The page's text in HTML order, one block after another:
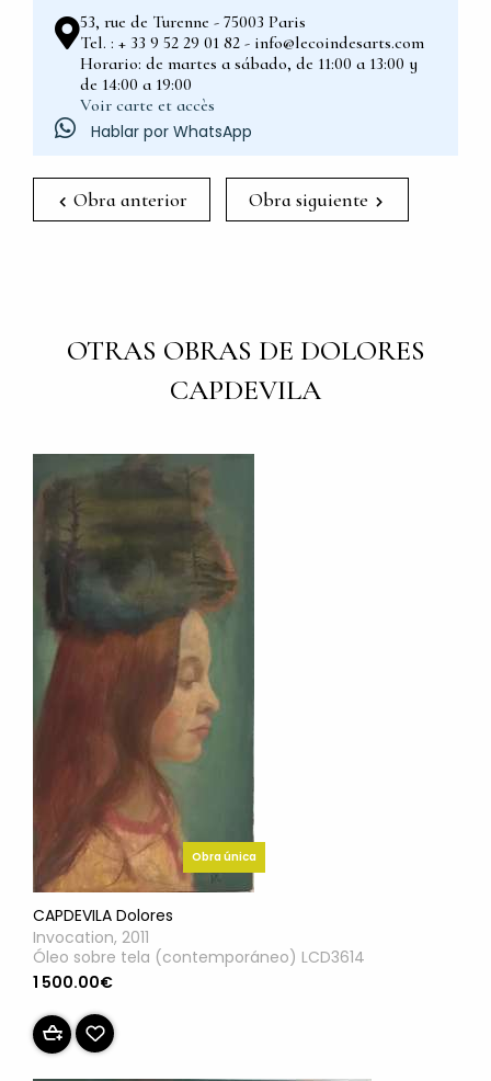
53, rue de Turenne - 75003 Paris
Tel. : + 33 9 52 29 01 82 - info@lecoindesarts.com
Horario: de martes a sábado, de 11:00 a 13:00 y
de 14:00 a 19:00
Voir carte et accès
Hablar por WhatsApp
Obra anterior Obra siguiente
OTRAS OBRAS DE DOLORES
CAPDEVILA
Obra única
CAPDEVILA Dolores
Invocation, 2011
Óleo sobre tela (contemporáneo) LCD3614
1 500.00€